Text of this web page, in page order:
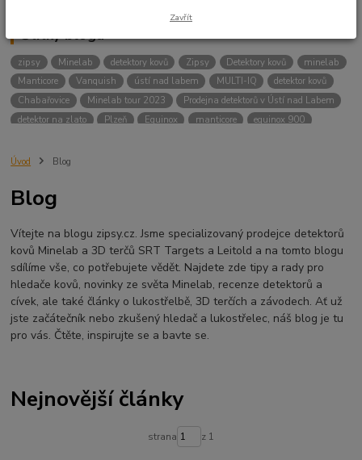
Štítky blogu
zipsy Minelab detektory kovů Zipsy Detektory kovů
minelab
Manticore
Vanquish ústí nad labem MULTI-IQ
detektor kovů
Chabařovice
Minelab tour 2023
Prodejna detektorů v Ústí nad Labem
detektor na zlato
Plzeň Equinox manticore
equinox 900
Sraz detektorářů
ÚSTÍ NAD LABEM
Jídlo na cesty
Mníšek u Liberece Karlovy Vary
Equinox 900
Soutěž o detektor
Severní Čechy
hledání pokladů
technologie Multi IQ
Úvod Blog
Blog
Vítejte na blogu zipsy.cz. Jsme specializovaný prodejce detektorů
kovů Minelab a 3D terčů SRT Targets a Leitold a na tomto blogu
sdílíme vše, co potřebujete vědět. Najdete zde tipy a rady pro
hledače kovů, novinky ze světa Minelab, recenze detektorů a
cívek, ale také články o lukostřelbě, 3D terčích a závodech. Ať už
jste začátečník nebo zkušený hledač a lukostřelec, náš blog je tu
pro vás. Čtěte, inspirujte se a bavte se.
Nejnovější články
strana z 1
Zavřít